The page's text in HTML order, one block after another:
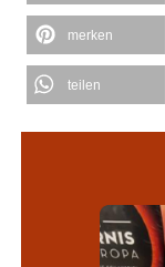
merken
teilen